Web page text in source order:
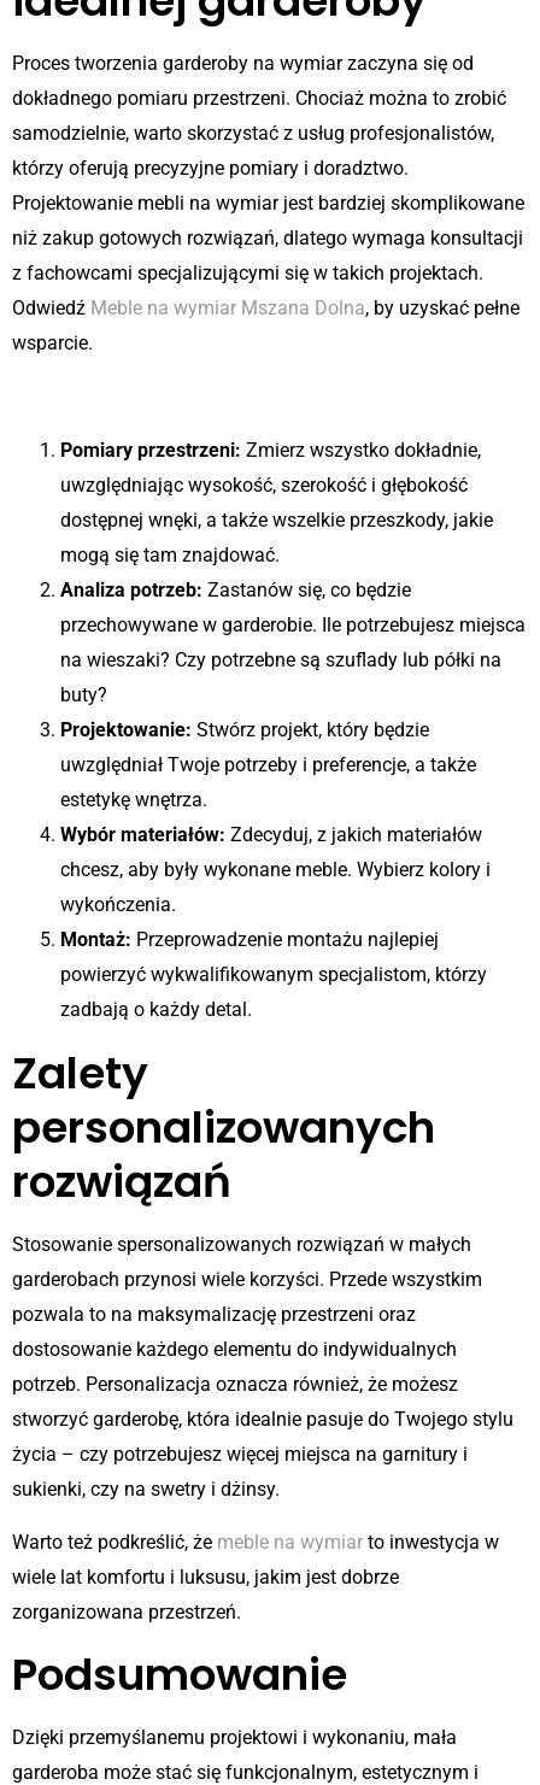
Proces tworzenia garderoby na wymiar zaczyna się od
dokładnego pomiaru przestrzeni. Chociaż można to zrobić
samodzielnie, warto skorzystać z usług profesjonalistów,
którzy oferują precyzyjne pomiary i doradztwo.
Projektowanie mebli na wymiar jest bardziej skomplikowane
niż zakup gotowych rozwiązań, dlatego wymaga konsultacji
z fachowcami specjalizującymi się w takich projektach.
Odwiedź Meble na wymiar Mszana Dolna, by uzyskać pełne
wsparcie.
Pomiary przestrzeni: Zmierz wszystko dokładnie,
uwzględniając wysokość, szerokość i głębokość
dostępnej wnęki, a także wszelkie przeszkody, jakie
mogą się tam znajdować.
Analiza potrzeb: Zastanów się, co będzie
przechowywane w garderobie. Ile potrzebujesz miejsca
na wieszaki? Czy potrzebne są szuflady lub półki na
buty?
Projektowanie: Stwórz projekt, który będzie
uwzględniał Twoje potrzeby i preferencje, a także
estetykę wnętrza.
Wybór materiałów: Zdecyduj, z jakich materiałów
chcesz, aby były wykonane meble. Wybierz kolory i
wykończenia.
Montaż: Przeprowadzenie montażu najlepiej
powierzyć wykwalifikowanym specjalistom, którzy
zadbają o każdy detal.
Zalety
personalizowanych
rozwiązań
Stosowanie spersonalizowanych rozwiązań w małych
garderobach przynosi wiele korzyści. Przede wszystkim
pozwala to na maksymalizację przestrzeni oraz
dostosowanie każdego elementu do indywidualnych
potrzeb. Personalizacja oznacza również, że możesz
stworzyć garderobę, która idealnie pasuje do Twojego stylu
życia – czy potrzebujesz więcej miejsca na garnitury i
sukienki, czy na swetry i dżinsy.
Warto też podkreślić, że meble na wymiar to inwestycja w
wiele lat komfortu i luksusu, jakim jest dobrze
zorganizowana przestrzeń.
Podsumowanie
Dzięki przemyślanemu projektowi i wykonaniu, mała
garderoba może stać się funkcjonalnym, estetycznym i